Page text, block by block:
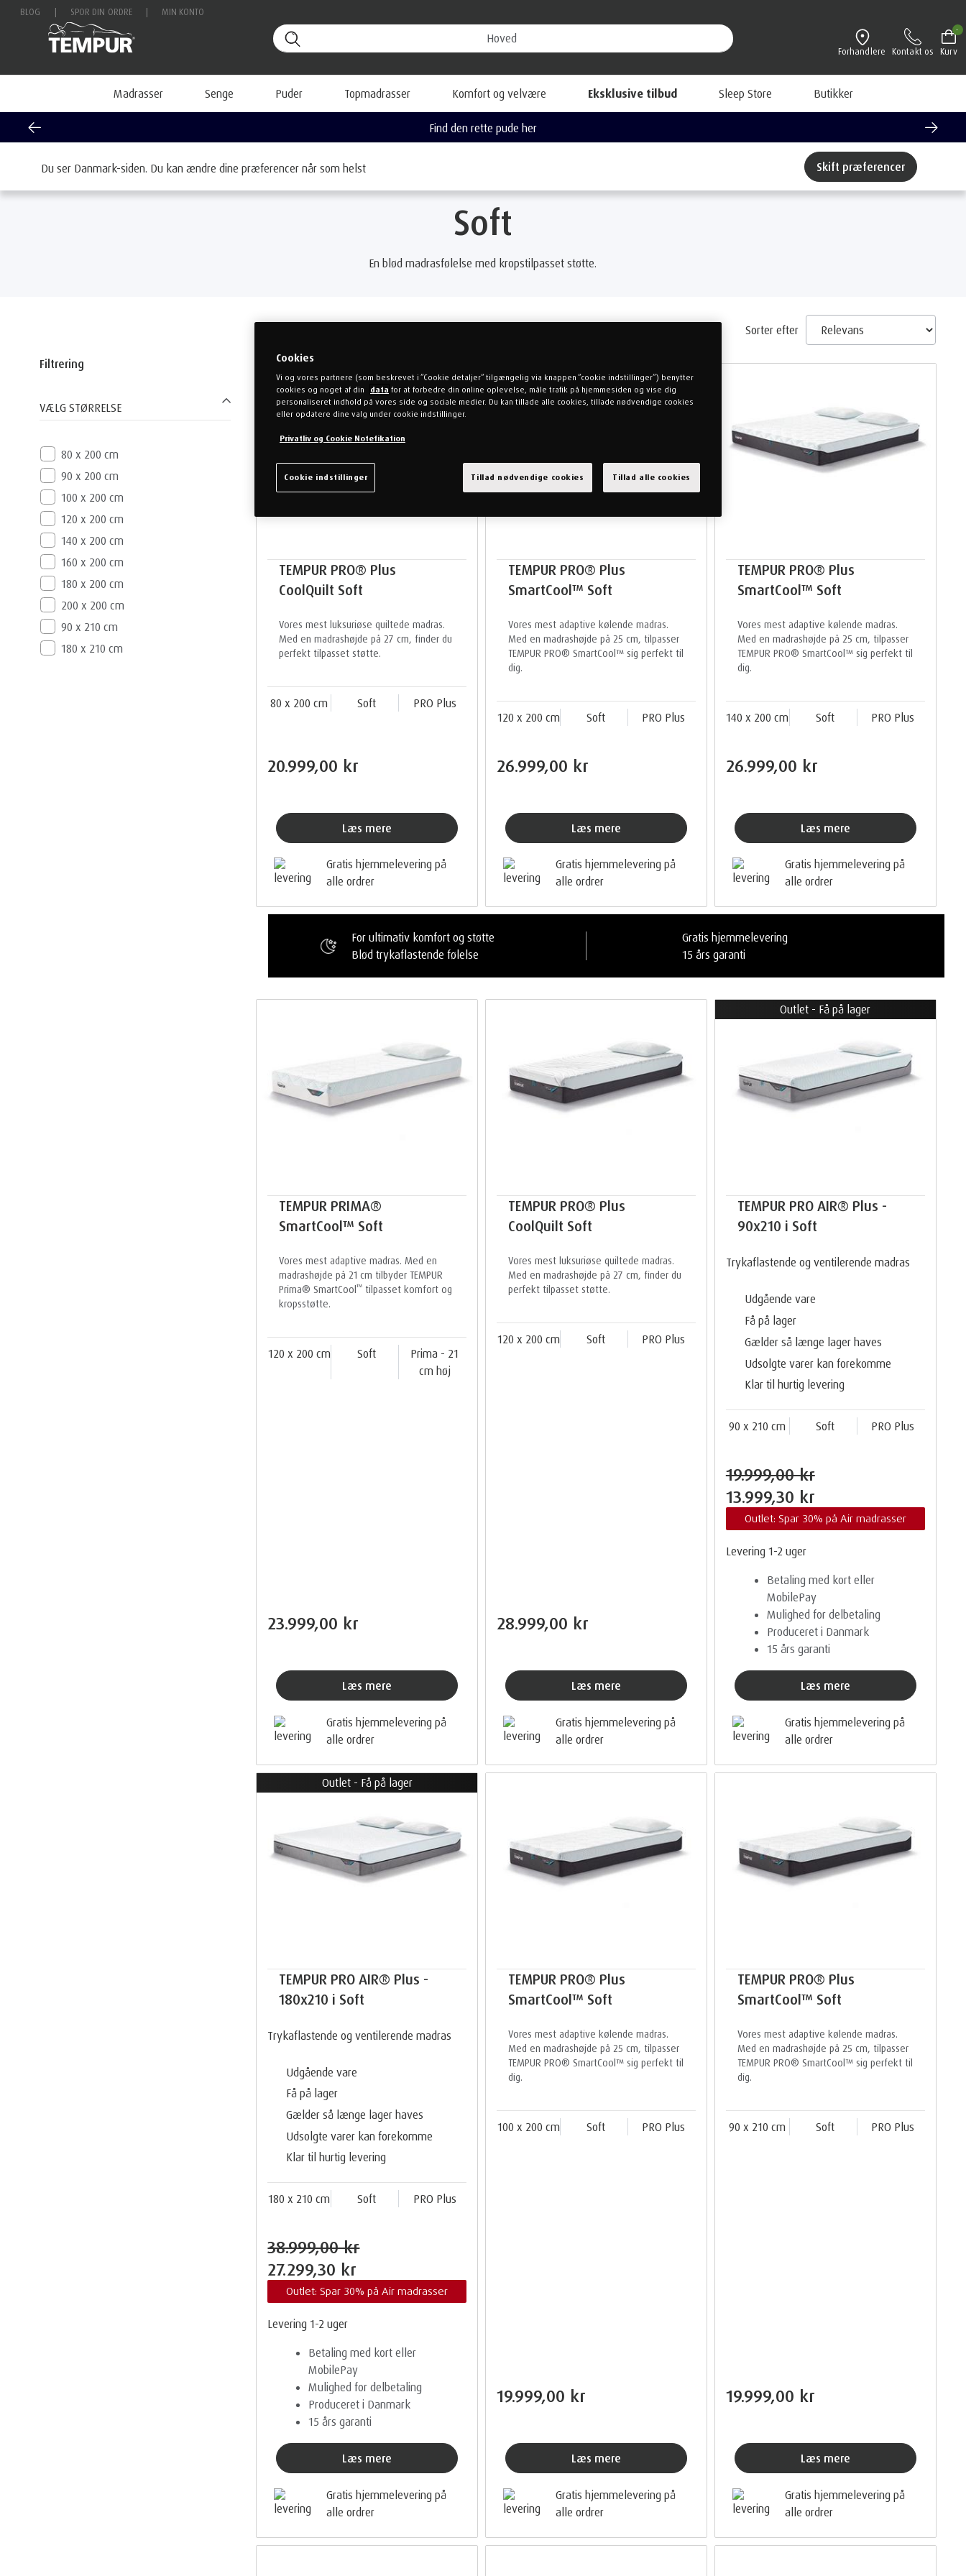
BLOG SPOR DIN ORDRE MIN KONTO
Forhandlere Kontakt os Kurv
-
Madrasser Senge Puder Topmadrasser Komfort og velvære Eksklusive tilbud Sleep Store Butikker
Se alle vores gode tilbud hér
Du ser Danmark-siden. Du kan ændre dine præferencer når som helst Skift præferencer
Soft
En blød madrasfølelse med kropstilpasset støtte.
Filtrering
VÆLG STØRRELSE
80 x 200 cm
90 x 200 cm
100 x 200 cm
120 x 200 cm
140 x 200 cm
160 x 200 cm
180 x 200 cm
200 x 200 cm
90 x 210 cm
180 x 210 cm
Sorter efter
TEMPUR PRO® Plus
CoolQuilt Soft
Vores mest luksuriøse quiltede madras.
Med en madrashøjde på 27 cm, finder du
perfekt tilpasset støtte.
80 x 200 cm Soft PRO Plus
20.999,00 kr
Læs mere
Gratis hjemmelevering på
alle ordrer
TEMPUR PRO® Plus
SmartCool™ Soft
Vores mest adaptive kølende madras.
Med en madrashøjde på 25 cm, tilpasser
TEMPUR PRO® SmartCool™ sig perfekt til
dig.
120 x 200 cm Soft PRO Plus
26.999,00 kr
Læs mere
Gratis hjemmelevering på
alle ordrer
TEMPUR PRO® Plus
SmartCool™ Soft
Vores mest adaptive kølende madras.
Med en madrashøjde på 25 cm, tilpasser
TEMPUR PRO® SmartCool™ sig perfekt til
dig.
140 x 200 cm Soft PRO Plus
26.999,00 kr
Læs mere
Gratis hjemmelevering på
alle ordrer
For ultimativ komfort og støtte
Blød trykaflastende følelse
Gratis hjemmelevering
15 års garanti
TEMPUR PRIMA®
SmartCool™ Soft
Vores mest adaptive madras. Med en
madrashøjde på 21 cm tilbyder TEMPUR
Prima® SmartCool ™ tilpasset komfort og
kropsstøtte.
120 x 200 cm Soft
Prima - 21
cm høj
23.999,00 kr
Læs mere
Gratis hjemmelevering på
alle ordrer
TEMPUR PRO® Plus
CoolQuilt Soft
Vores mest luksuriøse quiltede madras.
Med en madrashøjde på 27 cm, finder du
perfekt tilpasset støtte.
120 x 200 cm Soft PRO Plus
28.999,00 kr
Læs mere
Gratis hjemmelevering på
alle ordrer
Outlet - Få på lager
TEMPUR PRO AIR® Plus -
90x210 i Soft
Trykaflastende og ventilerende madras
Udgående vare
Få på lager
Gælder så længe lager haves
Udsolgte varer kan forekomme
Klar til hurtig levering
90 x 210 cm Soft PRO Plus
19.999,00 kr
13.999,30 kr
Outlet: Spar 30% på Air madrasser
Levering 1-2 uger
Betaling med kort eller
MobilePay
Mulighed for delbetaling
Produceret i Danmark
15 års garanti
Læs mere
Gratis hjemmelevering på
alle ordrer
Outlet - Få på lager
TEMPUR PRO AIR® Plus -
180x210 i Soft
Trykaflastende og ventilerende madras
Udgående vare
Få på lager
Gælder så længe lager haves
Udsolgte varer kan forekomme
Klar til hurtig levering
180 x 210 cm Soft PRO Plus
38.999,00 kr
27.299,30 kr
Outlet: Spar 30% på Air madrasser
Levering 1-2 uger
Betaling med kort eller
MobilePay
Mulighed for delbetaling
Produceret i Danmark
15 års garanti
Læs mere
Gratis hjemmelevering på
alle ordrer
TEMPUR PRO® Plus
SmartCool™ Soft
Vores mest adaptive kølende madras.
Med en madrashøjde på 25 cm, tilpasser
TEMPUR PRO® SmartCool™ sig perfekt til
dig.
100 x 200 cm Soft PRO Plus
19.999,00 kr
Læs mere
Gratis hjemmelevering på
alle ordrer
TEMPUR PRO® Plus
SmartCool™ Soft
Vores mest adaptive kølende madras.
Med en madrashøjde på 25 cm, tilpasser
TEMPUR PRO® SmartCool™ sig perfekt til
dig.
90 x 210 cm Soft PRO Plus
19.999,00 kr
Læs mere
Gratis hjemmelevering på
alle ordrer
Cookies
Vi og vores partnere (som beskrevet i ”Cookie detaljer” tilgængelig via knappen ”cookie indstillinger”) benytter
cookies og noget af din
data for at forbedre din online oplevelse, måle trafik på hjemmesiden og vise dig
personaliseret indhold på vores side og sociale medier. Du kan tillade alle cookies, tillade nødvendige cookies
eller opdatere dine valg under cookie indstillinger.
Privatliv og Cookie Notefikation
Cookie indstillinger Tillad nødvendige cookies Tillad alle cookies